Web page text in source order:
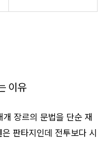
이유
장르의 문법을 단순 재
은 판타지인데 전투보다 시